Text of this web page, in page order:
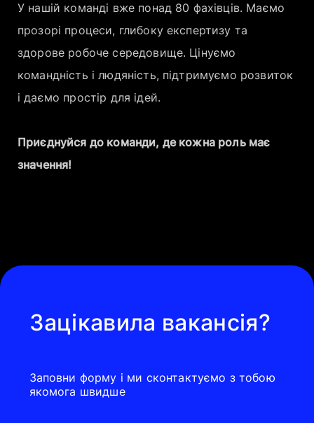
У нашій команді вже понад 80 фахівців. Маємо
прозорі процеси, глибоку експертизу та
здорове робоче середовище. Цінуємо
командність і людяність, підтримуємо розвиток
і даємо простір для ідей.
Приєднуйся до команди, де кожна роль має
значення!
Зацікавила вакансія?
Заповни форму і ми сконтактуємо з тобою
якомога швидше